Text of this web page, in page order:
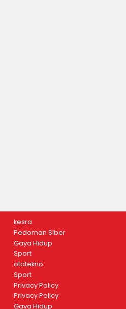
kesra
Pedoman Siber
Gaya Hidup
Sport
ototekno
Sport
Privacy Policy
Privacy Policy
Gaya Hidup